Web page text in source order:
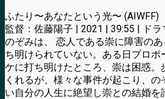
ふたり〜あなたという光〜 (AIWFF)
監督：佐藤陽子 | 2021 | 39:55 | ドラ
のぞみは、 恋人である崇に障害の
ち明けられていない。ある日プロポ
ケに打ち明けたところ、崇は困惑。
くれるが、様々な事件が起こり、の
い自分の人生に絶望し崇との結婚を